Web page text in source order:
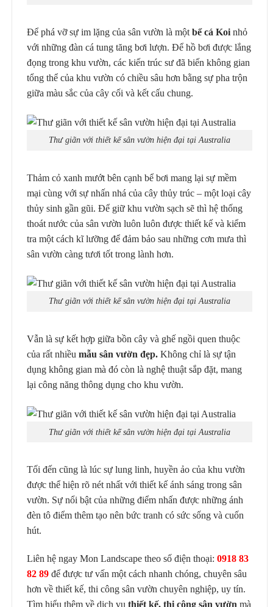
Để phá vỡ sự im lặng của sân vườn là một bể cá Koi nhỏ
với những đàn cá tung tăng bơi lượn. Để hồ bơi được lắng
đọng trong khu vườn, các kiến trúc sư đã biến không gian
tổng thể của khu vườn có chiều sâu hơn bằng sự pha trộn
giữa màu sắc của cây cối và kết cấu chung.
Thư giãn với thiết kế sân vườn hiện đại tại Australia
Thảm cỏ xanh mướt bên cạnh bể bơi mang lại sự mềm
mại cùng với sự nhấn nhá của cây thủy trúc – một loại cây
thủy sinh gần gũi. Để giữ khu vườn sạch sẽ thì hệ thống
thoát nước của sân vườn luôn luôn được thiết kế và kiểm
tra một cách kĩ lưỡng để đảm bảo sau những cơn mưa thì
sân vườn càng tươi tốt trong lành hơn.
Thư giãn với thiết kế sân vườn hiện đại tại Australia
Vẫn là sự kết hợp giữa bồn cây và ghế ngồi quen thuộc
của rất nhiều mẫu sân vườn đẹp. Không chỉ là sự tận
dụng không gian mà đó còn là nghệ thuật sắp đặt, mang
lại công năng thông dụng cho khu vườn.
Thư giãn với thiết kế sân vườn hiện đại tại Australia
Tối đến cũng là lúc sự lung linh, huyền ảo của khu vườn
được thể hiện rõ nét nhất với thiết kế ánh sáng trong sân
vườn. Sự nổi bật của những điểm nhấn được những ánh
đèn tô điểm thêm tạo nên bức tranh có sức sống và cuốn
hút.
Liên hệ ngay Mon Landscape theo số điện thoại: 0918 83
82 89 để được tư vấn một cách nhanh chóng, chuyên sâu
hơn về thiết kế, thi công sân vườn chuyên nghiệp, uy tín.
Tìm hiểu thêm về dịch vụ thiết kế, thi công sân vườn mà